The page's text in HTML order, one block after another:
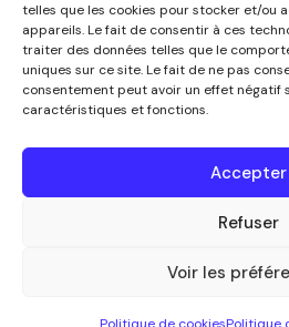
telles que les cookies pour stocker et/ou
appareils. Le fait de consentir à ces
traiter des données telles que le
uniques sur ce site. Le fait de ne pas
consentement peut avoir un effet négatif
caractéristiques et fonctions.
Accepter
Refuser
Voir les
AMILCAR TRAVEL CLUB
CLUB AMILCAR, Club d'affaires
AGENCE MEDIANE
CONTACT
+33 7 49 60 92 02
CLUB AMILCAR by AMILCAR